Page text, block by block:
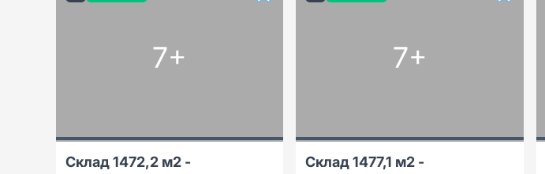
7+
Склад 1472,2 м2 -
7+
Склад 1477,1 м2 -